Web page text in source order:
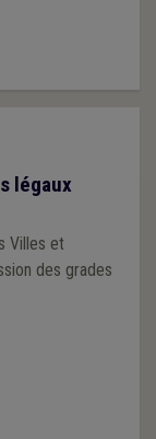
légaux
Villes et
des grades